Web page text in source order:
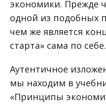
экономики. Прежде
одной из подобных
чем же является
старта» сама по себе.
Аутентичное
мы находим в
«Принципы